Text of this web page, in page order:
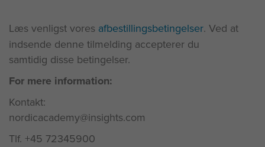
Læs venligst vores afbestillingsbetingelser. Ved at
indsende denne tilmelding accepterer du
samtidig disse betingelser.
For mere information:
Kontakt:
nordicacademy@insights.com
Tlf. +45 72345900